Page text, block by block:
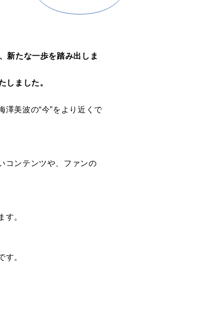
新たな一歩を踏み出しま
しました。
美波の“今”をより近くで
コンテンツや、ファンの
す。
す。